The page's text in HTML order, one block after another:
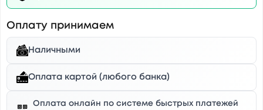
Оплату принимаем
Наличными
Оплата картой (любого банка)
Оплата онлайн по системе быстрых платежей